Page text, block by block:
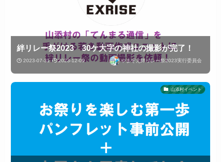
絆リレー祭2023 30ケ大字の神社の撮影が完了！
2023-07-31 2023-12-09 やまぞえ絆リレー祭2023実行委員会
山添村イベント